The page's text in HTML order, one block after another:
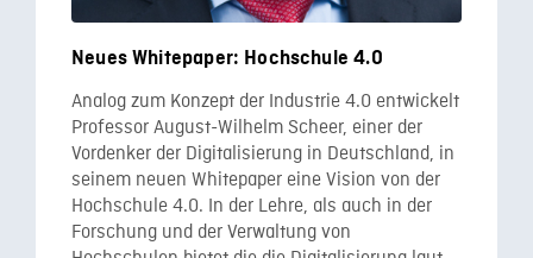
Neues Whitepaper: Hochschule 4.0
Analog zum Konzept der Industrie 4.0 entwickelt
Professor August-Wilhelm Scheer, einer der
Vordenker der Digitalisierung in Deutschland, in
seinem neuen Whitepaper eine Vision von der
Hochschule 4.0. In der Lehre, als auch in der
Forschung und der Verwaltung von